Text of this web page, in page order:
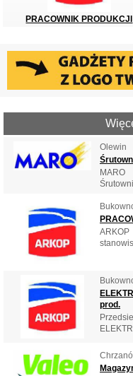
PRACOWNIK PRODUKCJI
Olewin
MARO
prod.